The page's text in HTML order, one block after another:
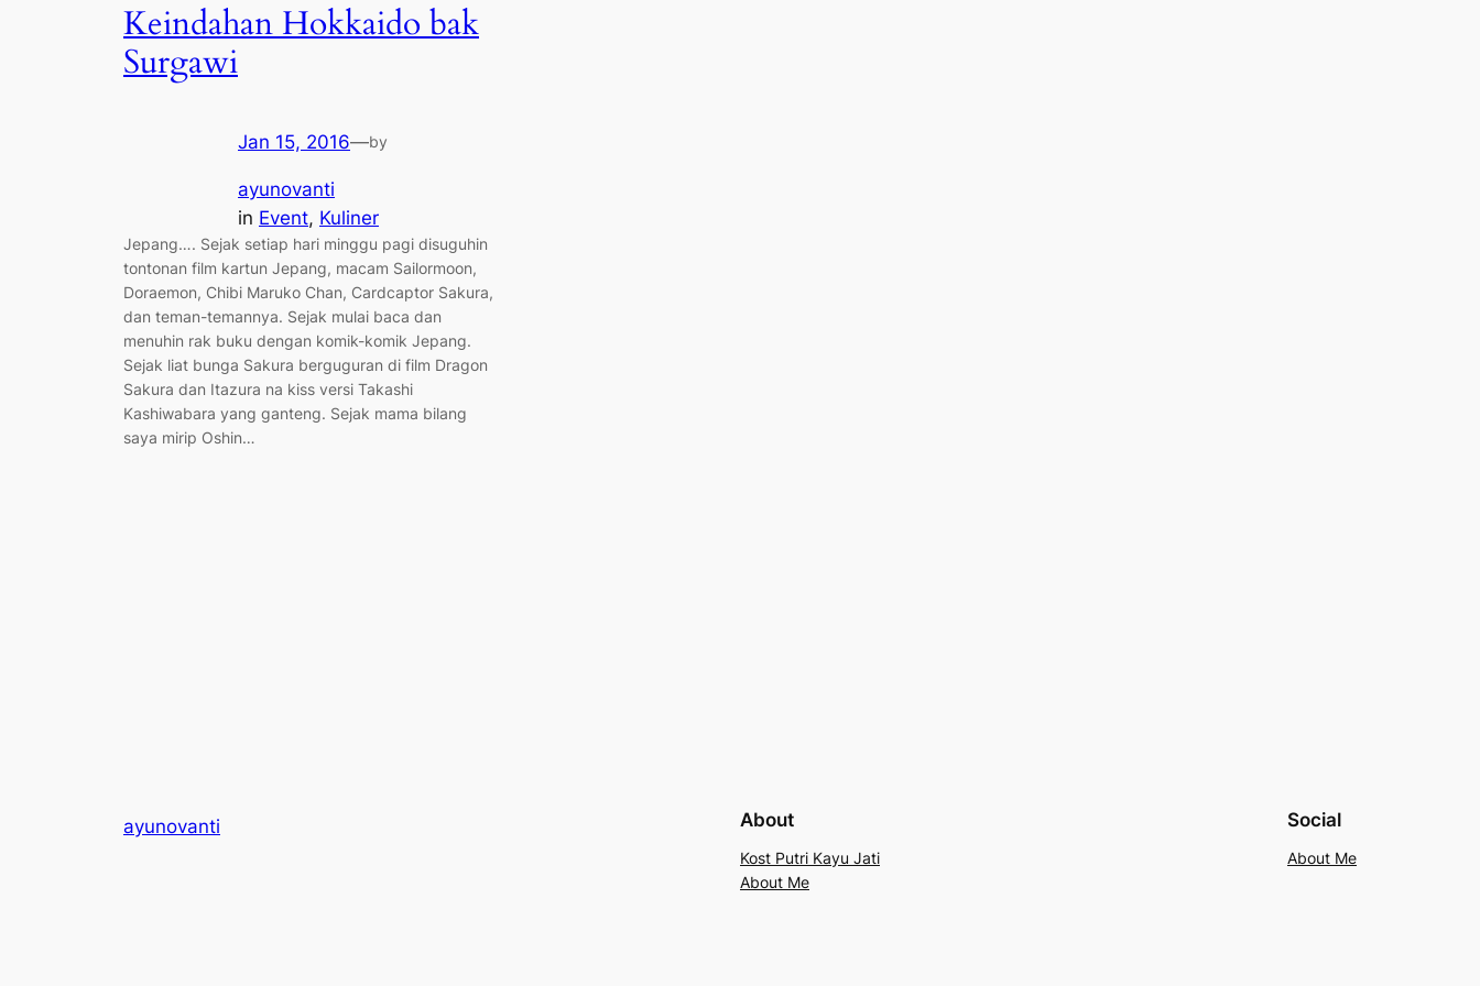
Keindahan Hokkaido bak
Surgawi
Jan 15, 2016—by
ayunovanti
in Event, Kuliner
Jepang…. Sejak setiap hari minggu pagi disuguhin
tontonan film kartun Jepang, macam Sailormoon,
Doraemon, Chibi Maruko Chan, Cardcaptor Sakura,
dan teman-temannya. Sejak mulai baca dan
menuhin rak buku dengan komik-komik Jepang.
Sejak liat bunga Sakura berguguran di film Dragon
Sakura dan Itazura na kiss versi Takashi
Kashiwabara yang ganteng. Sejak mama bilang
saya mirip Oshin…
ayunovanti About
Kost Putri Kayu Jati
About Me
Social
About Me